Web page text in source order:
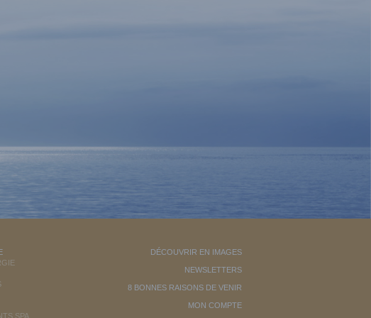
SPA
DÉCOUVRIR EN IMAGES
NEWSLETTERS
8 BONNES RAISONS DE VENIR
MON COMPTE